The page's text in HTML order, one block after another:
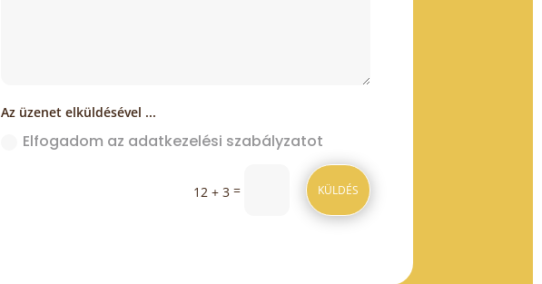
Az üzenet elküldésével ...
Elfogadom az adatkezelési szabályzatot
12 + 3= KÜLDÉS